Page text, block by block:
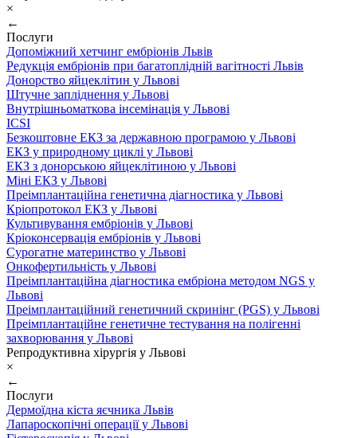
×
←
Послуги
Допоміжний хетчинг ембріонів Львів
Редукція ембріонів при багатоплідній вагітності Львів
Донорство яйцеклітин у Львові
Штучне запліднення у Львові
Внутрішньоматкова інсемінація у Львові
ICSI
Безкоштовне ЕКЗ за державною програмою у Львові
ЕКЗ у природному циклі у Львові
ЕКЗ з донорською яйцеклітиною у Львові
Міні ЕКЗ у Львові
Преімплантаційна генетична діагностика у Львові
Кріопротокол ЕКЗ у Львові
Культивування ембріонів у Львові
Кріоконсервація ембріонів у Львові
Сурогатне материнство у Львові
Онкофертильність у Львові
Преімплантаційна діагностика ембріона методом NGS у
Львові
Преімплантаційний генетичний скринінг (PGS) у Львові
Преімплантаційне генетичне тестування на полігенні
захворювання у Львові
Репродуктивна хірургія у Львові
×
←
Послуги
Дермоїдна кіста яєчника Львів
Лапароскопічні операції у Львові